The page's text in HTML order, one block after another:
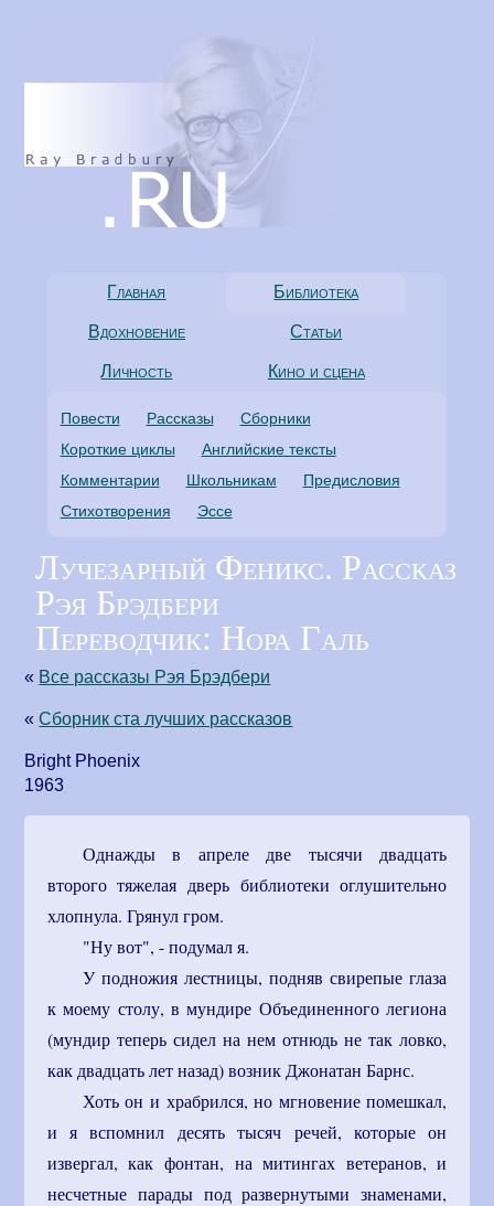
Главная Библиотека
Вдохновение Статьи
Личность Кино и сцена
Повести Рассказы
Сборники
Короткие циклы
Английские тексты
Комментарии
Школьникам
Предисловия
Стихотворения
Эссе
Лучезарный Феникс. Рассказ
Рэя Брэдбери
Переводчик: Нора Галь
« Все рассказы Рэя Брэдбери
«Сборник ста лучших рассказов
Bright Phoenix
1963
Однажды в апреле две тысячи двадцать
второго тяжелая дверь библиотеки оглушительно
хлопнула. Грянул гром.
"Ну вот", - подумал я.
У подножия лестницы, подняв свирепые глаза
к моему столу, в мундире Объединенного легиона
(мундир теперь сидел на нем отнюдь не так ловко,
как двадцать лет назад) возник Джонатан Барнс.
Хоть он и храбрился, но мгновение помешкал,
и я вспомнил десять тысяч речей, которые он
извергал, как фонтан, на митингах ветеранов, и
несчетные парады под развернутыми знаменами,